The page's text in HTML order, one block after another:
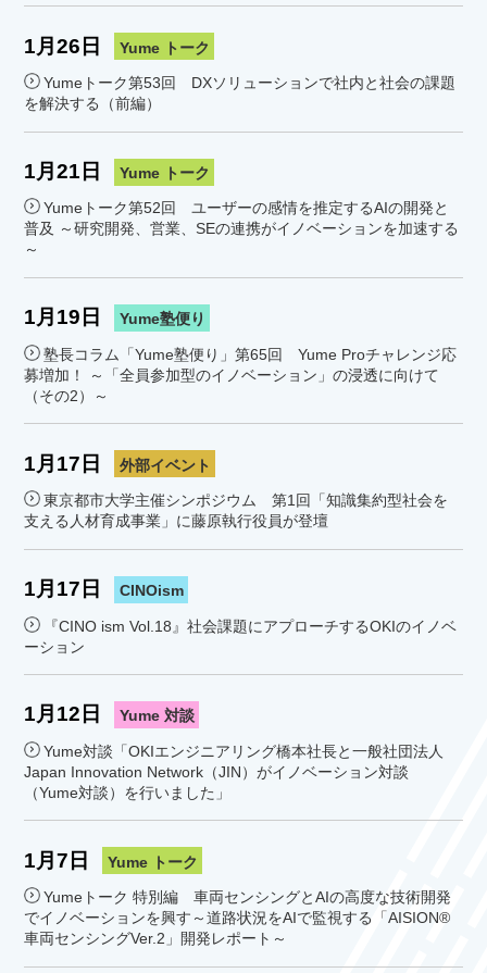
1月26日 Yume トーク
Yumeトーク第53回 DXソリューションで社内と社会の課題
を解決する（前編）
1月21日 Yume トーク
Yumeトーク第52回 ユーザーの感情を推定するAIの開発と
普及 ～研究開発、営業、SEの連携がイノベーションを加速する
～
1月19日 Yume塾便り
塾長コラム「Yume塾便り」第65回 Yume Proチャレンジ応
募増加！ ～「全員参加型のイノベーション」の浸透に向けて
（その2）～
1月17日 外部イベント
東京都市大学主催シンポジウム 第1回「知識集約型社会を
支える人材育成事業」に藤原執行役員が登壇
1月17日 CINOism
『CINO ism Vol.18』社会課題にアプローチするOKIのイノベ
ーション
1月12日 Yume 対談
Yume対談「OKIエンジニアリング橋本社長と一般社団法人
Japan Innovation Network（JIN）がイノベーション対談
（Yume対談）を行いました」
1月7日 Yume トーク
Yumeトーク 特別編 車両センシングとAIの高度な技術開発
でイノベーションを興す～道路状況をAIで監視する「AISION®
車両センシングVer.2」開発レポート～